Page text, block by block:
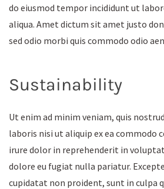
do eiusmod tempor incididunt ut
aliqua. Amet dictum sit amet justo
sed odio morbi quis commodo odio
Sustainability
Ut enim ad minim veniam, quis
laboris nisi ut aliquip ex ea commodo
irure dolor in reprehenderit in
dolore eu fugiat nulla pariatur.
cupidatat non proident, sunt in culpa